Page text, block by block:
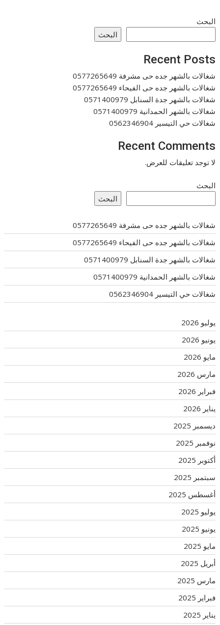
البحث
البحث
Recent Posts
شغالات بالشهر جده حى مشرفة 0577265649
شغالات بالشهر جده حى الفيحاء 0577265649
شغالات بالشهر جدة السنابل 0571400979
شغالات بالشهر الحمدانية 0571400979
شغالات حي التيسير 0562346904
Recent Comments
لا توجد تعليقات للعرض.
البحث
البحث
شغالات بالشهر جده حى مشرفة 0577265649
شغالات بالشهر جده حى الفيحاء 0577265649
شغالات بالشهر جدة السنابل 0571400979
شغالات بالشهر الحمدانية 0571400979
شغالات حي التيسير 0562346904
يوليو 2026
يونيو 2026
مايو 2026
مارس 2026
فبراير 2026
يناير 2026
ديسمبر 2025
نوفمبر 2025
أكتوبر 2025
سبتمبر 2025
أغسطس 2025
يوليو 2025
يونيو 2025
مايو 2025
أبريل 2025
مارس 2025
فبراير 2025
يناير 2025